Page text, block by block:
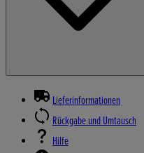
Lieferinformationen
Rückgabe und Umtausch
Hilfe